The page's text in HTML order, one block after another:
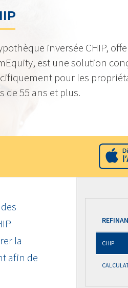
inversée CHIP,
est une solution
pour les
de 55 ans et plus.
la
afin de
CHIP